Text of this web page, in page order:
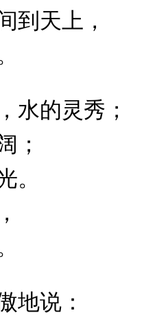
到天上，
水的灵秀；
；
。
地说：